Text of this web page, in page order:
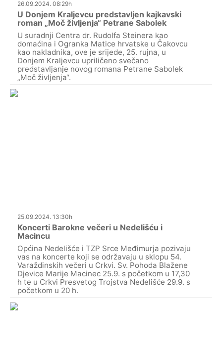
26.09.2024. 08:29h
U Donjem Kraljevcu predstavljen kajkavski
roman „Moč življenja“ Petrane Sabolek
U suradnji Centra dr. Rudolfa Steinera kao
domaćina i Ogranka Matice hrvatske u Čakovcu
kao nakladnika, ove je srijede, 25. rujna, u
Donjem Kraljevcu upriličeno svečano
predstavljanje novog romana Petrane Sabolek
„Moč življenja“.
25.09.2024. 13:30h
Koncerti Barokne večeri u Nedelišću i
Macincu
Općina Nedelišće i TZP Srce Međimurja pozivaju
vas na koncerte koji se održavaju u sklopu 54.
Varaždinskih večeri u Crkvi. Sv. Pohoda Blažene
Djevice Marije Macinec 25.9. s početkom u 17,30
h te u Crkvi Presvetog Trojstva Nedelišće 29.9. s
početkom u 20 h.